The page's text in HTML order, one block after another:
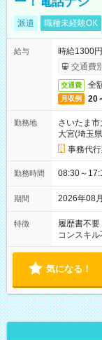
派遣 職種未経験OK
給与
時給1300
交通費
交通費 全
月収例 20
勤務地
さいたま市
大宮(埼玉
事務代
勤務時間 08:30～
期間 2026年08
特徴 履歴書不要
コンスキル
気になる！